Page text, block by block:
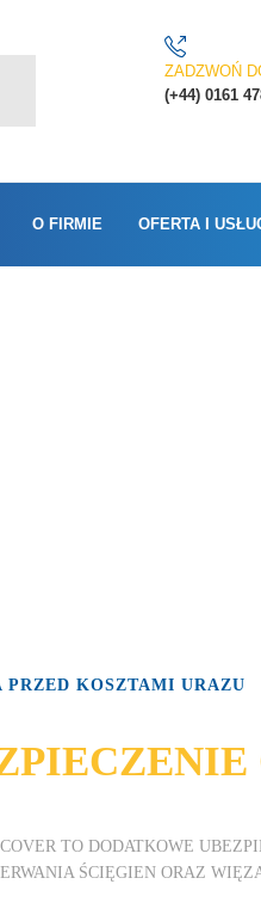
ZADZWOŃ
(+44) 0161
O FIRMIE OFERTA I
PRZED KOSZTAMI URAZU
TO DODATKOWE
ŚCIĘGIEN ORAZ